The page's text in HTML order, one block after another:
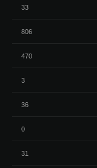
33
806
470
3
36
0
31